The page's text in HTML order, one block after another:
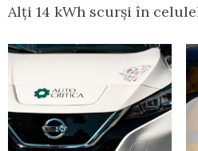
Alți 14 kWh scurși în